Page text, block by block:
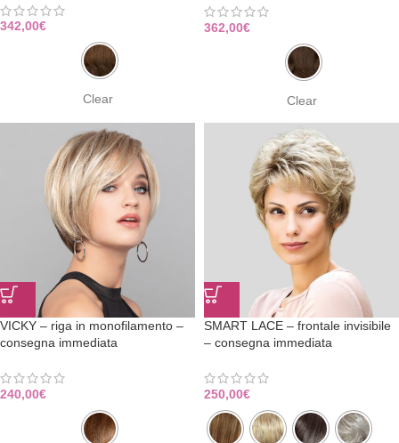
342,00€
Clear
362,00€
Clear
VICKY – riga in monofilamento –
consegna immediata
240,00€
SMART LACE – frontale invisibile
– consegna immediata
250,00€